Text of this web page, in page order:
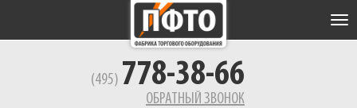
(495) 778-38-66
ОБРАТНЫЙ ЗВОНОК